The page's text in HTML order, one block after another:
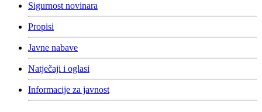
Sigurnost novinara
Propisi
Javne nabave
Natječaji i oglasi
Informacije za javnost